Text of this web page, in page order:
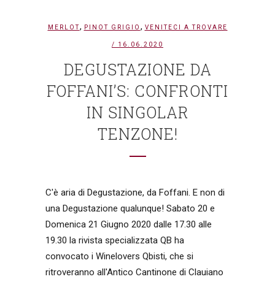
MERLOT, PINOT GRIGIO , VENITECI A TROVARE
/ 16.06.2020
DEGUSTAZIONE DA
FOFFANI’S: CONFRONTI
IN SINGOLAR
TENZONE!
C'è aria di Degustazione, da Foffani. E non di
una Degustazione qualunque! Sabato 20 e
Domenica 21 Giugno 2020 dalle 17.30 alle
19.30 la rivista specializzata QB ha
convocato i Winelovers Qbisti, che si
ritroveranno all'Antico Cantinone di Clauiano